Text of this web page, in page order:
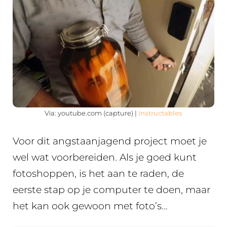
Via: youtube.com (capture) | Instructables
Voor dit angstaanjagend project moet je
wel wat voorbereiden. Als je goed kunt
fotoshoppen, is het aan te raden, de
eerste stap op je computer te doen, maar
het kan ook gewoon met foto’s…